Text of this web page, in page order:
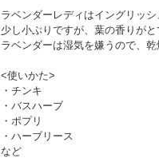
ラベンダーレディはイングリッ
少し小ぶりですが、葉の香りが
ラベンダーは湿気を嫌うので、
<使いかた>
・チンキ
・バスハーブ
・ポプリ
・ハーブリース
など